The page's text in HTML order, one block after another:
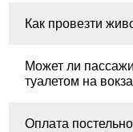
Как провезти
Может ли
туалетом на
Оплата